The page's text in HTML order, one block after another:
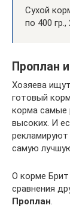
Сухой
по 400 гр.,
Проплан
Хозяева
готовый
корма
высоких. И
самую
О корме
сравнения
Проплан.